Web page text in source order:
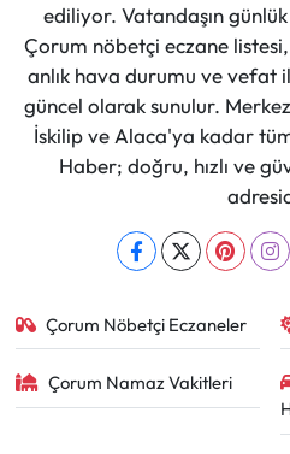
ediliyor. Vatandaşın
Çorum nöbetçi eczane
anlık hava durumu ve vefat
güncel olarak sunulur.
İskilip ve Alaca'ya kadar
Haber; doğru, hızlı ve
Çorum Nöbetçi Eczaneler
Çorum Namaz Vakitleri